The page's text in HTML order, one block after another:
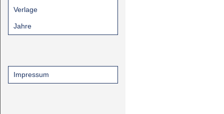
Verlage
Jahre
Impressum